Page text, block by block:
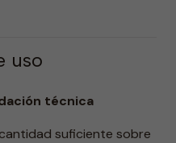
uso
técnica
suficiente sobre